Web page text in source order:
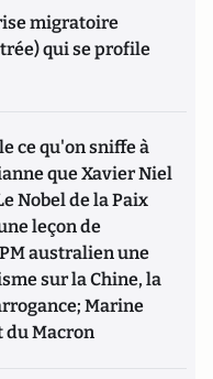
migratoire
qui se profile
ce qu'on sniffe à
que Xavier Niel
Nobel de la Paix
leçon de
australien une
sur la Chine, la
Marine
du Macron